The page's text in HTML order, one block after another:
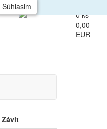
0 ks
0,00
EUR
Závit
Súhlasim